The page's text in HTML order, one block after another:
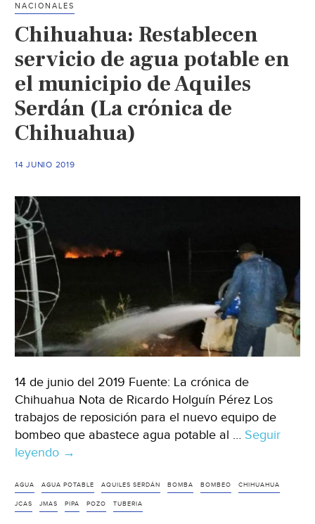
del
(Tiempo)
NACIONALES
Chihuahua: Restablecen
servicio de agua potable en
el municipio de Aquiles
Serdán (La crónica de
Chihuahua)
14 JUNIO 2019
14 de junio del 2019 Fuente: La crónica de
Chihuahua Nota de Ricardo Holguín Pérez Los
trabajos de reposición para el nuevo equipo de
bombeo que abastece agua potable al … Seguir
leyendo Chihuahua:
servicio
de
→
AGUA AGUA POTABLE AQUILES SERDÁN BOMBA BOMBEO CHIHUAHUA
JCAS JMAS PIPA POZO TUBERIA